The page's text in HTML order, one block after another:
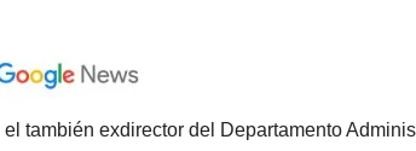
también exdirector del Departamento